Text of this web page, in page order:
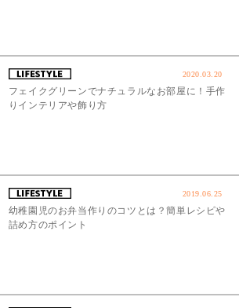
2020.03.20
フェイクグリーンでナチュラルなお部屋に！手作
りインテリアや飾り方
2019.06.25
幼稚園児のお弁当作りのコツとは？簡単レシピや
詰め方のポイント